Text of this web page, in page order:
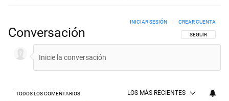
Conversación SIGA ESTA
SEGUIR
INICIAR SESIÓN CREAR CUENTA
TODOS LOS COMENTARIOS LOS MÁS RECIENTES